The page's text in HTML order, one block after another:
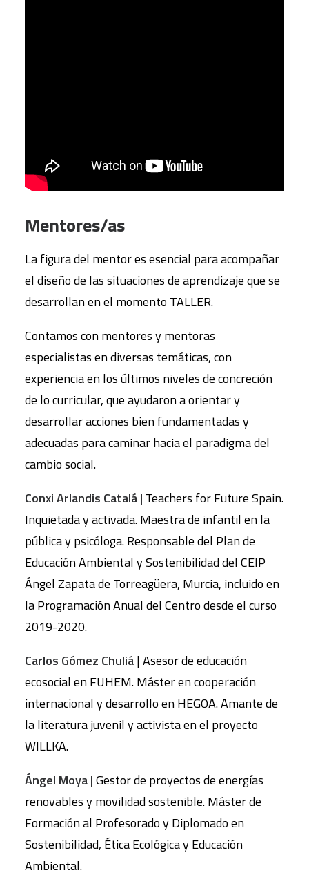
Mentores/as
La figura del mentor es esencial para acompañar
el diseño de las situaciones de aprendizaje que se
desarrollan en el momento TALLER.
Contamos con mentores y mentoras
especialistas en diversas temáticas, con
experiencia en los últimos niveles de concreción
de lo curricular, que ayudaron a orientar y
desarrollar acciones bien fundamentadas y
adecuadas para caminar hacia el paradigma del
cambio social.
Conxi Arlandis Catalá | Teachers for Future Spain.
Inquietada y activada. Maestra de infantil en la
pública y psicóloga. Responsable del Plan de
Educación Ambiental y Sostenibilidad del CEIP
Ángel Zapata de Torreagüera, Murcia, incluido en
la Programación Anual del Centro desde el curso
2019-2020.
Carlos Gómez Chuliá| Asesor de educación
ecosocial en FUHEM. Máster en cooperación
internacional y desarrollo en HEGOA. Amante de
la literatura juvenil y activista en el proyecto
WILLKA.
Ángel Moya |Gestor de proyectos de energías
renovables y movilidad sostenible. Máster de
Formación al Profesorado y Diplomado en
Sostenibilidad, Ética Ecológica y Educación
Ambiental.